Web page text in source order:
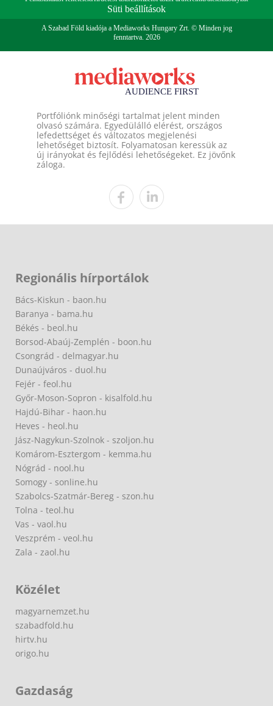
Süti beállítások
A Szabad Föld kiadója a Mediaworks Hungary Zrt. © Minden jog
fenntartva. 2026
Portfóliónk minőségi tartalmat jelent minden
olvasó számára. Egyedülálló elérést, országos
lefedettséget és változatos megjelenési
lehetőséget biztosít. Folyamatosan keressük az
új irányokat és fejlődési lehetőségeket. Ez jövőnk
záloga.
Regionális hírportálok
Bács-Kiskun - baon.hu
Baranya - bama.hu
Békés - beol.hu
Borsod-Abaúj-Zemplén - boon.hu
Csongrád - delmagyar.hu
Dunaújváros - duol.hu
Fejér - feol.hu
Győr-Moson-Sopron - kisalfold.hu
Hajdú-Bihar - haon.hu
Heves - heol.hu
Jász-Nagykun-Szolnok - szoljon.hu
Komárom-Esztergom - kemma.hu
Nógrád - nool.hu
Somogy - sonline.hu
Szabolcs-Szatmár-Bereg - szon.hu
Tolna - teol.hu
Vas - vaol.hu
Veszprém - veol.hu
Zala - zaol.hu
Közélet
magyarnemzet.hu
szabadfold.hu
hirtv.hu
origo.hu
Gazdaság